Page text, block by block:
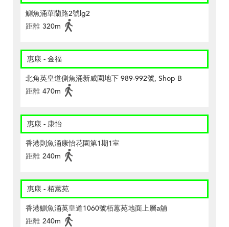
鰂魚涌華蘭路2號lg2
距離 320m
惠康 - 金福
北角英皇道側魚涌新威園地下 989-992號, Shop B
距離 470m
惠康 - 康怡
香港則魚涌康怡花園第1期1室
距離 240m
惠康 - 栢蕙苑
香港鰂魚涌英皇道1060號栢蕙苑地面上層a舖
距離 240m